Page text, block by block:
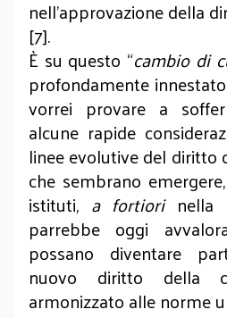
nell’approvazione della
[7].
È su questo “cambio di
profondamente
vorrei provare a
alcune rapide
linee evolutive del diritto
che sembrano emergere,
istituti, a fortiorinella
parrebbe oggi
possano diventare
nuovo diritto della
armonizzato alle norme